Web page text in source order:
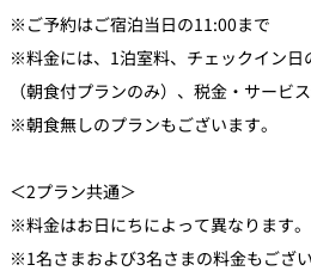
※ご予約はご宿泊当日の11:00まで
※料金には、1泊室料、チェックイン日
（朝食付プランのみ）、税金・サービ
※朝食無しのプランもございます。
＜2プラン共通＞
※料金はお日にちによって異なります。
※1名さまおよび3名さまの料金もござい